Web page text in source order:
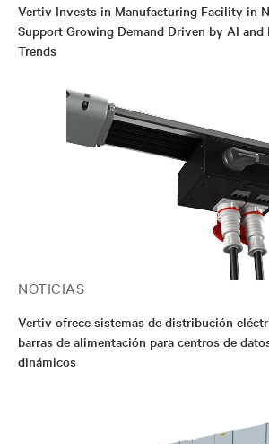
Vertiv Invests in Manufacturing Facility in
Support Growing Demand Driven by AI
Trends
NOTICIAS
Vertiv ofrece sistemas de distribución
barras de alimentación para centros de
dinámicos